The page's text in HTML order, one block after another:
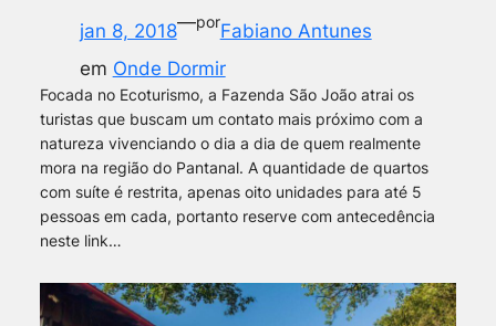
jan 8, 2018—porFabiano Antunes
em Onde Dormir
Focada no Ecoturismo, a Fazenda São João atrai os
turistas que buscam um contato mais próximo com a
natureza vivenciando o dia a dia de quem realmente
mora na região do Pantanal. A quantidade de quartos
com suíte é restrita, apenas oito unidades para até 5
pessoas em cada, portanto reserve com antecedência
neste link…